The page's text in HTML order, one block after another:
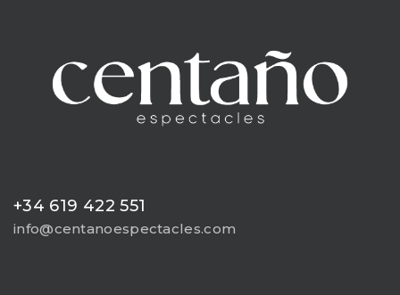
+34 619 422 551
info@centanoespectacles.com